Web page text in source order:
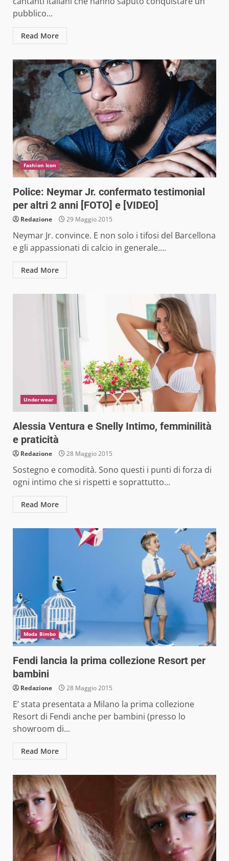
pubblico...
Read More
Fashion Icon
Police: Neymar Jr. confermato testimonial
per altri 2 anni [FOTO] e [VIDEO]
Redazione 29 Maggio 2015
Neymar Jr. convince. E non solo i tifosi del Barcellona
e gli appassionati di calcio in generale....
Read More
Underwear
Alessia Ventura e Snelly Intimo, femminilità
e praticità
Redazione 28 Maggio 2015
Sostegno e comodità. Sono questi i punti di forza di
ogni intimo che si rispetti e soprattutto...
Read More
Moda Bimbo
Fendi lancia la prima collezione Resort per
bambini
Redazione 28 Maggio 2015
E’ stata presentata a Milano la prima collezione
Resort di Fendi anche per bambini (presso lo
showroom di...
Read More